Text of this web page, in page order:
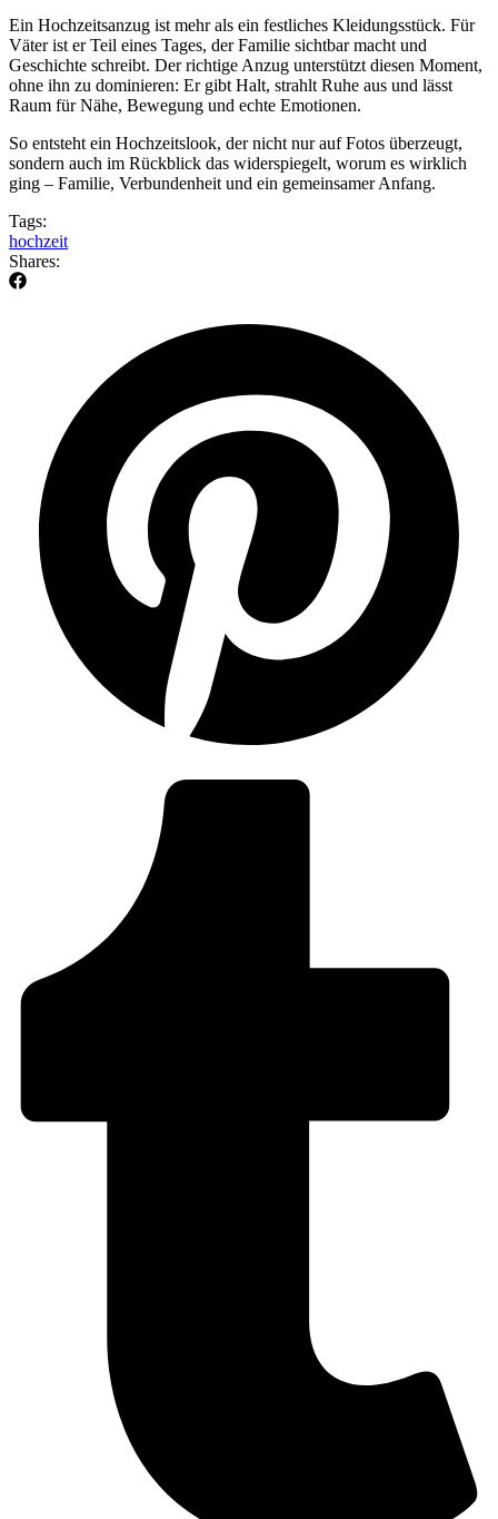
Ein Hochzeitsanzug ist mehr als ein festliches Kleidungsstück. Für
Väter ist er Teil eines Tages, der Familie sichtbar macht und
Geschichte schreibt. Der richtige Anzug unterstützt diesen Moment,
ohne ihn zu dominieren: Er gibt Halt, strahlt Ruhe aus und lässt
Raum für Nähe, Bewegung und echte Emotionen.
So entsteht ein Hochzeitslook, der nicht nur auf Fotos überzeugt,
sondern auch im Rückblick das widerspiegelt, worum es wirklich
ging – Familie, Verbundenheit und ein gemeinsamer Anfang.
Tags:
hochzeit
Shares: